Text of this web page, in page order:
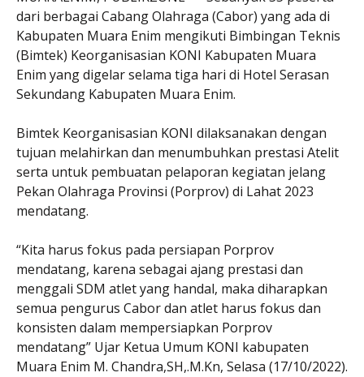
dari berbagai Cabang Olahraga (Cabor) yang ada di
Kabupaten Muara Enim mengikuti Bimbingan Teknis
(Bimtek) Keorganisasian KONI Kabupaten Muara
Enim yang digelar selama tiga hari di Hotel Serasan
Sekundang Kabupaten Muara Enim.
Bimtek Keorganisasian KONI dilaksanakan dengan
tujuan melahirkan dan menumbuhkan prestasi Atelit
serta untuk pembuatan pelaporan kegiatan jelang
Pekan Olahraga Provinsi (Porprov) di Lahat 2023
mendatang.
“Kita harus fokus pada persiapan Porprov
mendatang, karena sebagai ajang prestasi dan
menggali SDM atlet yang handal, maka diharapkan
semua pengurus Cabor dan atlet harus fokus dan
konsisten dalam mempersiapkan Porprov
mendatang” Ujar Ketua Umum KONI kabupaten
Muara Enim M. Chandra,SH,.M.Kn, Selasa (17/10/2022).